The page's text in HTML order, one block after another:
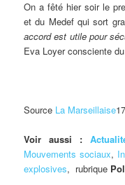
On a fêté hier soir le
et du Medef qui sort
accord est utile pour
Eva Loyer consciente
Source La Marseillaise
Voir aussi :
Mouvements sociaux,
explosives, rubrique